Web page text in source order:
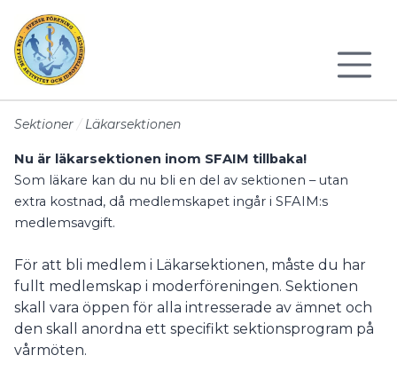
Sektioner Läkarsektionen
Nu är läkarsektionen inom SFAIM tillbaka!
Som läkare kan du nu bli en del av sektionen – utan
extra kostnad, då medlemskapet ingår i SFAIM:s
medlemsavgift.
För att bli medlem i Läkarsektionen, måste du har
fullt medlemskap i moderföreningen. Sektionen
skall vara öppen för alla intresserade av ämnet och
den skall anordna ett specifikt sektionsprogram på
vårmöten.